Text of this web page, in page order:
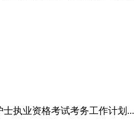
执业资格考试考务工作计划...